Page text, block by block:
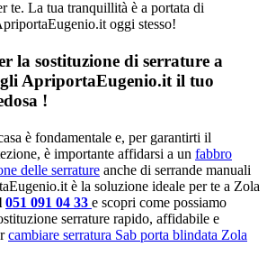
te. La tua tranquillità è a portata di
oggi stesso!
la sostituzione di serrature a
ApriportaEugenio.it il tuo
!
è fondamentale e, per garantirti il
è importante affidarsi a un fabbro
delle serrature anche di serrande manuali
è la soluzione ideale per te a Zola
051 091 04 33 e scopri come possiamo
serrature rapido, affidabile e
cambiare serratura Sab porta blindata Zola